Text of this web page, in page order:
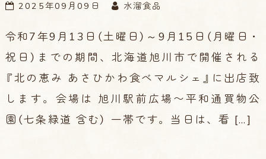
2025年09月09日 水溜食品
令和7年9月13日（土曜日）～9月15日（月曜日・
祝日）までの期間、北海道旭川市で開催される
『北の恵み あさひかわ食べマルシェ』に出店致
します。会場は 旭川駅前広場〜平和通買物公
園（七条緑道 含む） 一帯です。当日は、看 […]